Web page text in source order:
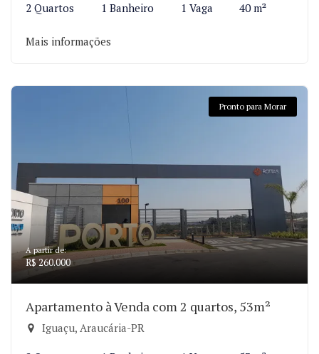
2 Quartos 1 Banheiro 1 Vaga 40 m²
Mais informações
Pronto para Morar
A partir de:
R$ 260.000
Apartamento à Venda com 2 quartos, 53m²
Iguaçu, Araucária-PR